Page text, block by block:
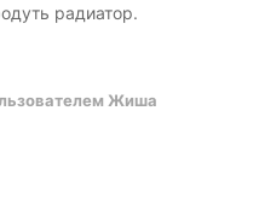
радиатор.
Жиша